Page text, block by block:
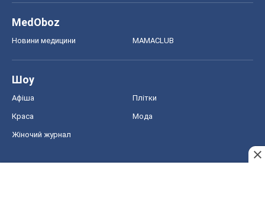
MedOboz
Новини медицини MAMACLUB
Шоу
Афіша Плітки
Краса Мода
Жіночий журнал